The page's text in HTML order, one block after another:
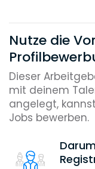
Nutze die
Dieser
mit deinem
angelegt,
Jobs bewerben.